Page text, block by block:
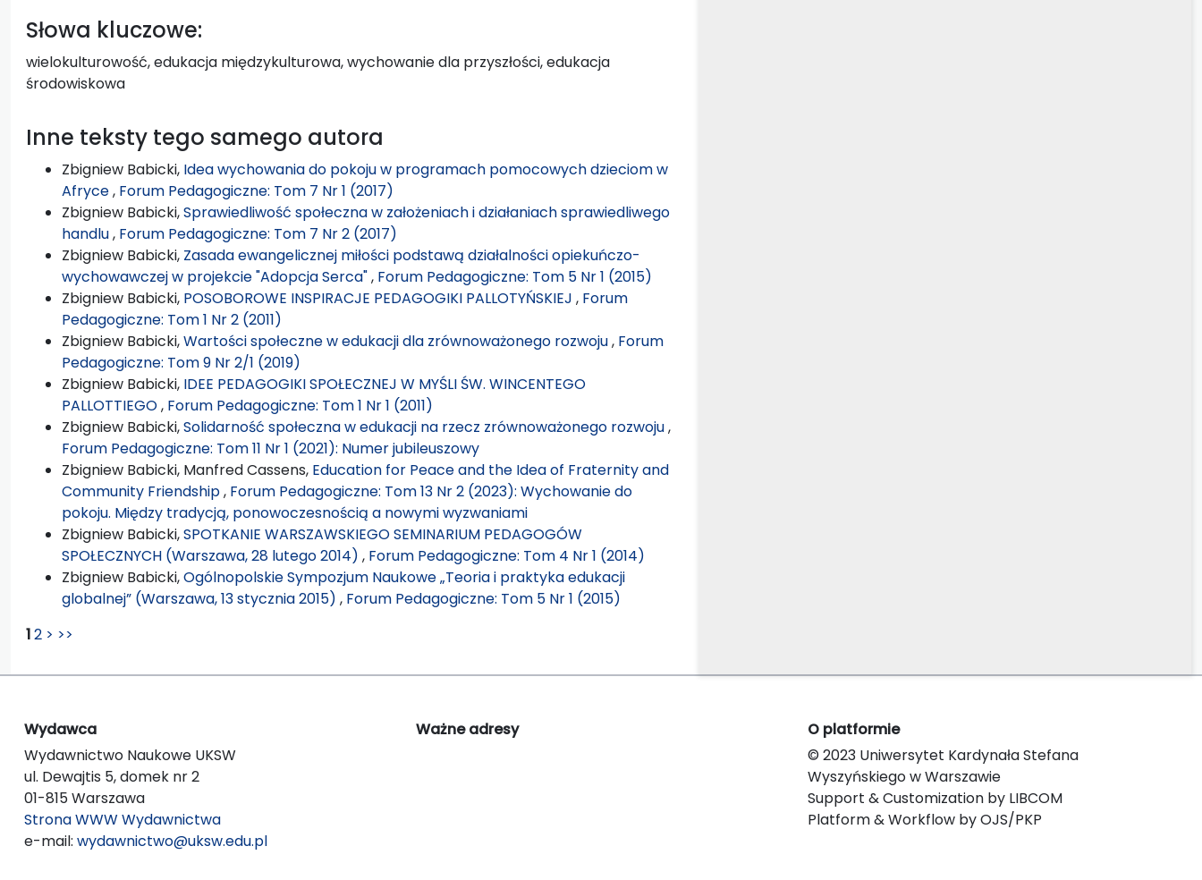
Słowa kluczowe:
wielokulturowość, edukacja międzykulturowa, wychowanie dla przyszłości, edukacja
środowiskowa
Inne teksty tego samego autora
Zbigniew Babicki, Idea wychowania do pokoju w programach pomocowych dzieciom w
Afryce, Forum Pedagogiczne: Tom 7 Nr 1 (2017)
Zbigniew Babicki,Sprawiedliwość społeczna w założeniach i działaniach sprawiedliwego
handlu, Forum Pedagogiczne: Tom 7 Nr 2 (2017)
Zbigniew Babicki, Zasada ewangelicznej miłości podstawą działalności opiekuńczo-
wychowawczej w projekcie "Adopcja Serca", Forum Pedagogiczne: Tom 5 Nr 1 (2015)
Zbigniew Babicki, POSOBOROWE INSPIRACJE PEDAGOGIKI PALLOTYŃSKIEJ , Forum
Pedagogiczne: Tom 1 Nr 2 (2011)
Zbigniew Babicki,Wartości społeczne w edukacji dla zrównoważonego rozwoju, Forum
Pedagogiczne: Tom 9 Nr 2/1 (2019)
Zbigniew Babicki, IDEE PEDAGOGIKI SPOŁECZNEJ W MYŚLI ŚW. WINCENTEGO
PALLOTTIEGO, Forum Pedagogiczne: Tom 1 Nr 1 (2011)
Zbigniew Babicki,Solidarność społeczna w edukacji na rzecz zrównoważonego rozwoju,
Forum Pedagogiczne: Tom 11 Nr 1 (2021): Numer jubileuszowy
Zbigniew Babicki, Manfred Cassens, Education for Peace and the Idea of Fraternity and
Community Friendship, Forum Pedagogiczne: Tom 13 Nr 2 (2023): Wychowanie do
pokoju. Między tradycją, ponowoczesnością a nowymi wyzwaniami
Zbigniew Babicki,SPOTKANIE WARSZAWSKIEGO SEMINARIUM PEDAGOGÓW
SPOŁECZNYCH (Warszawa, 28 lutego 2014) , Forum Pedagogiczne: Tom 4 Nr 1 (2014)
Zbigniew Babicki,Ogólnopolskie Sympozjum Naukowe „Teoria i praktyka edukacji
globalnej” (Warszawa, 13 stycznia 2015) , Forum Pedagogiczne: Tom 5 Nr 1 (2015)
12 > >>
Wydawca
Wydawnictwo Naukowe UKSW
ul. Dewajtis 5, domek nr 2
01-815 Warszawa
Strona WWW Wydawnictwa
e-mail: wydawnictwo@uksw.edu.pl
Ważne adresy
O platformie
© 2023 Uniwersytet Kardynała Stefana
Wyszyńskiego w Warszawie
Support & Customization by LIBCOM
Platform & Workflow by OJS/PKP